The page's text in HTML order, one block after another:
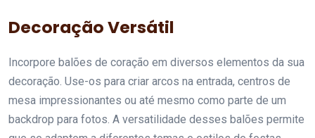
Decoração Versátil
Incorpore balões de coração em diversos elementos da sua
decoração. Use-os para criar arcos na entrada, centros de
mesa impressionantes ou até mesmo como parte de um
backdrop para fotos. A versatilidade desses balões permite